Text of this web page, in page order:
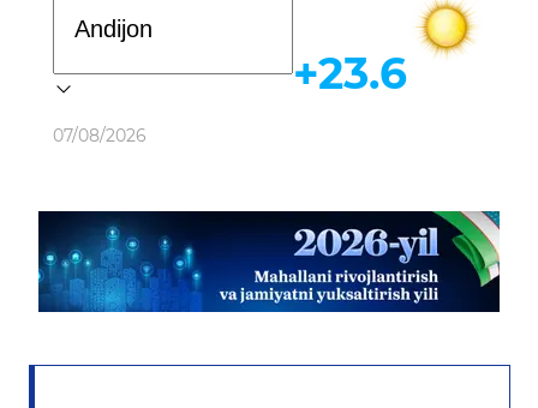
Ob-havo
07/08/2026
+23.6